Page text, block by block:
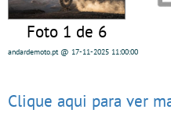
Foto 1 de 6
andardemoto.pt@ 17-11-2025 11:00:00
Clique aqui para ver